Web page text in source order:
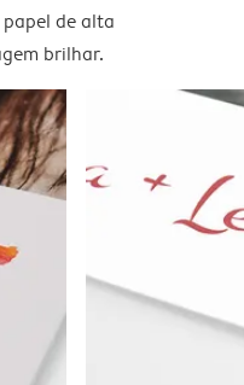
de alta
brilhar.